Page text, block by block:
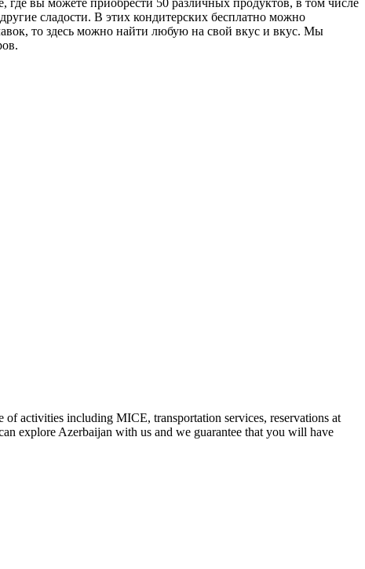
сладости. В этих кондитерских бесплатно можно
то здесь можно найти любую на свой вкус и вкус. Мы
activities including MICE, transportation services, reservations at
explore Azerbaijan with us and we guarantee that you will have